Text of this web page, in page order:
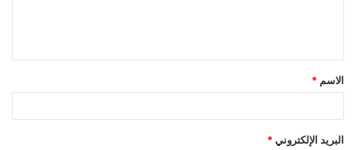
ق
*
الاسم *
البريد الإلكتروني *